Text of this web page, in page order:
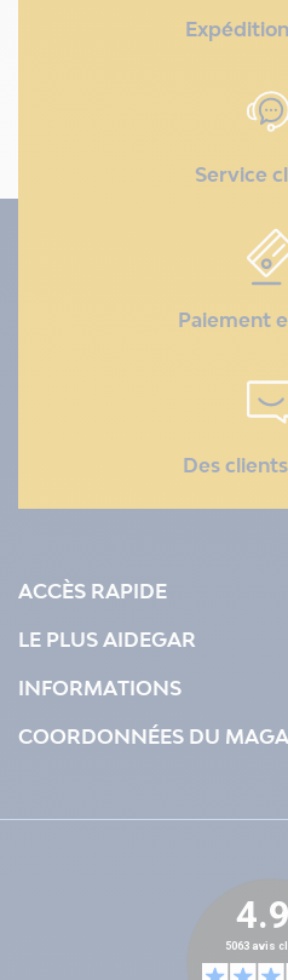
Service
Paiement
Des
ACCÈS RAPIDE
LE PLUS AIDEGAR
INFORMATIONS
COORDONNÉES DU